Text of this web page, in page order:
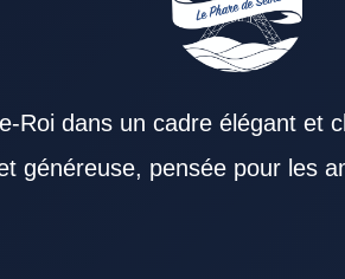
Roi dans un cadre élégant et
généreuse, pensée pour les